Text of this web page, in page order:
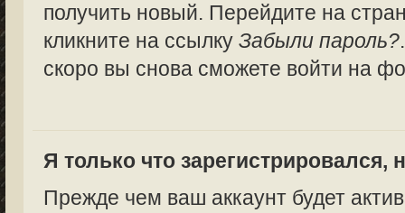
получить новый. Перейдите на
кликните на ссылкуЗабыли пароль?
скоро вы снова сможете войти на
Я только что зарегистрировался,
Прежде чем ваш аккаунт будет